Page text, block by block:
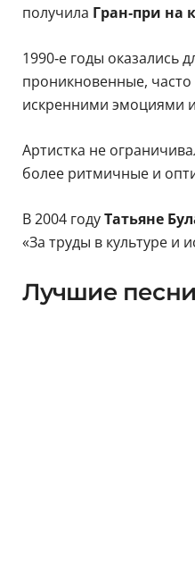
получила Гран‑при на
1990‑е годы оказались
проникновенные,
искренними эмоциями и
Артистка не
более ритмичные и
В 2004 годуТатьяне
«За труды в культуре и
Лучшие песни